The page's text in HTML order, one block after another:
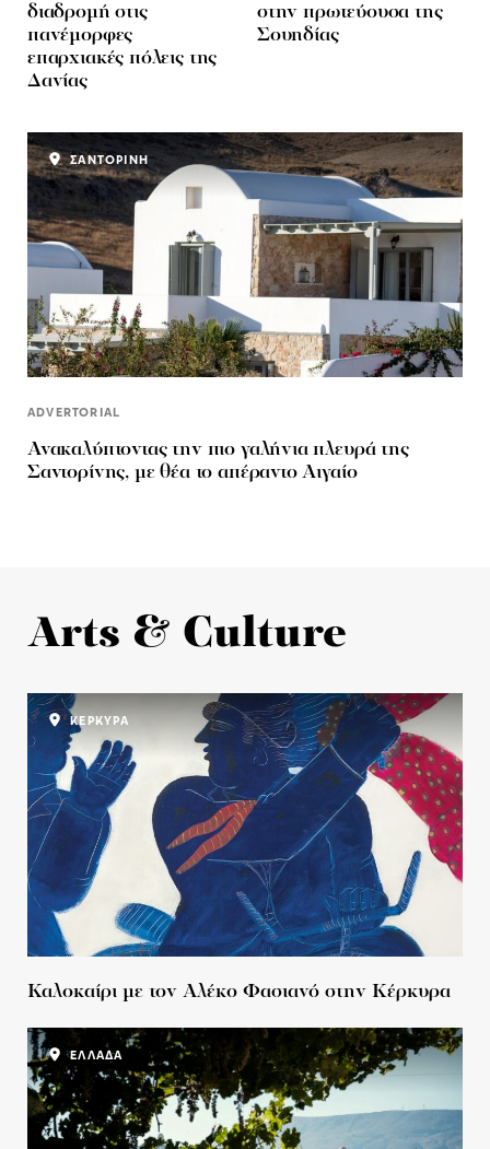
διαδρομή στις
πανέμορφες
επαρχιακές πόλεις της
Δανίας
στην πρωτεύουσα της
Σουηδίας
ADVERTORIAL
Ανακαλύπτοντας την πιο γαλήνια πλευρά της
Σαντορίνης, με θέα το απέραντο Αιγαίο
ΣΑΝΤΟΡΙΝΗ
Arts & Culture
Καλοκαίρι με τον Αλέκο Φασιανό στην Κέρκυρα
ΚΕΡΚΥΡΑ
ΕΛΛΑΔΑ